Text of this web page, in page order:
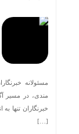
مسئولانه
مندی، در مسیر
خبرنگاران تنها
[…]